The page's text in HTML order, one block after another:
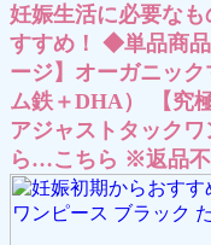
妊娠生活に必要な
すすめ！ ◆単品商
ージ】オーガニッ
ム鉄＋DHA） 【究
アジャストタック
ら…こちら ※返品不